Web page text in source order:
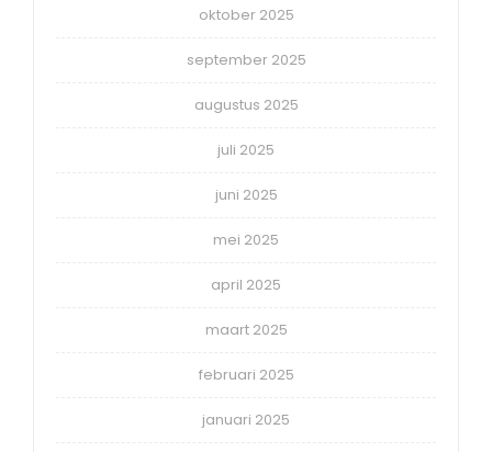
oktober 2025
september 2025
augustus 2025
juli 2025
juni 2025
mei 2025
april 2025
maart 2025
februari 2025
januari 2025